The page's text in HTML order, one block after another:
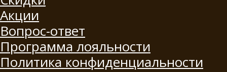
Акции
Вопрос-ответ
Программа лояльности
Политика конфиденциальности